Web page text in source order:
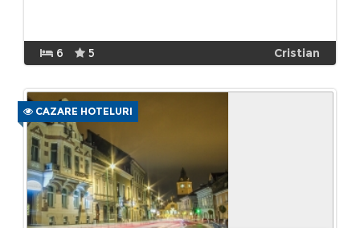
6 5 Cristian
CAZARE HOTELURI